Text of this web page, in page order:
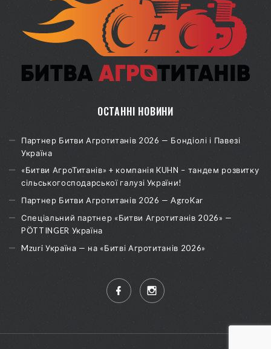
ОСТАННІ НОВИНИ
Партнер Битви Агротитанів 2026 — Бондіолі і Павезі
Україна
«Битви АгроТитанів» + компанія KUHN – тандем розвитку
сільськогосподарської галузі України!
Партнер Битви Агротитанів 2026 — AgroKar
Спеціальний партнер «Битви Агротитанів 2026» —
PÖTTINGER Україна
Mzuri Україна — на «Битві Агротитанів 2026»